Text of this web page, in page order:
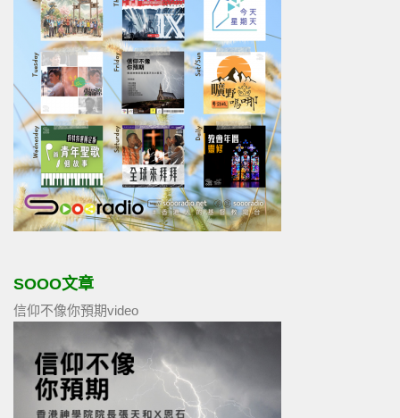
SOOO文章
信仰不像你預期video